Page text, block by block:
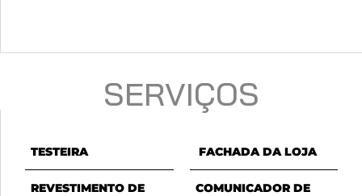
SERVIÇOS
TESTEIRA FACHADA DA LOJA
REVESTIMENTO DE
COMUNICADOR DE